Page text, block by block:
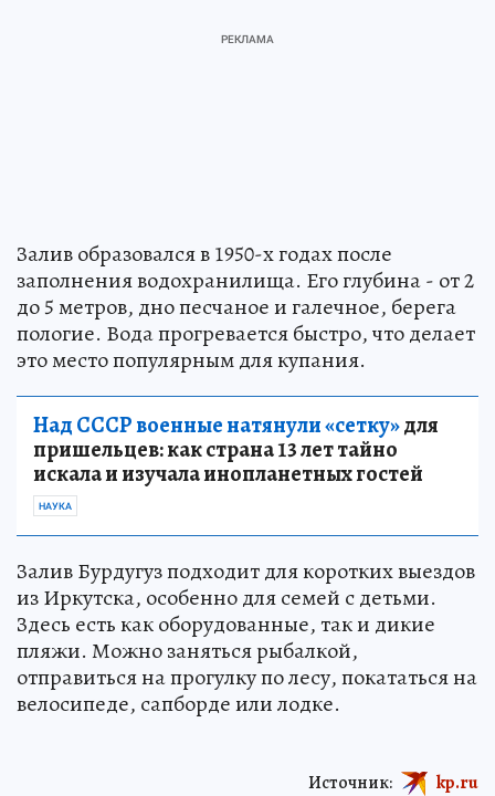
Залив образовался в 1950-х годах после
заполнения водохранилища. Его глубина - от 2
до 5 метров, дно песчаное и галечное, берега
пологие. Вода прогревается быстро, что делает
это место популярным для купания.
Над СССР военные натянули «сетку»для
пришельцев: как страна 13 лет тайно
искала и изучала инопланетных гостей
НАУКА
Залив Бурдугуз подходит для коротких выездов
из Иркутска, особенно для семей с детьми.
Здесь есть как оборудованные, так и дикие
пляжи. Можно заняться рыбалкой,
отправиться на прогулку по лесу, покататься на
велосипеде, сапборде или лодке.
Источник: kp.ru